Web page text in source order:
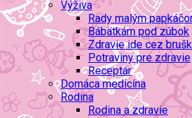
Výživa
Rady malým
Bábätkám pod zúbok
Zdravie ide cez
Potraviny pre zdravie
Receptár
Domáca medicína
Rodina
Rodina a zdravie